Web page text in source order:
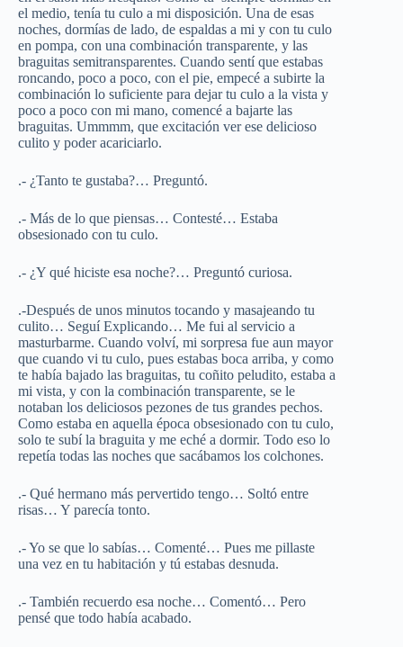
el medio, tenía tu culo a mi disposición. Una de esas
noches, dormías de lado, de espaldas a mi y con tu culo
en pompa, con una combinación transparente, y las
braguitas semitransparentes. Cuando sentí que estabas
roncando, poco a poco, con el pie, empecé a subirte la
combinación lo suficiente para dejar tu culo a la vista y
poco a poco con mi mano, comencé a bajarte las
braguitas. Ummmm, que excitación ver ese delicioso
culito y poder acariciarlo.
.- ¿Tanto te gustaba?… Preguntó.
.- Más de lo que piensas… Contesté… Estaba
obsesionado con tu culo.
.- ¿Y qué hiciste esa noche?… Preguntó curiosa.
.-Después de unos minutos tocando y masajeando tu
culito… Seguí Explicando… Me fui al servicio a
masturbarme. Cuando volví, mi sorpresa fue aun mayor
que cuando vi tu culo, pues estabas boca arriba, y como
te había bajado las braguitas, tu coñito peludito, estaba a
mi vista, y con la combinación transparente, se le
notaban los deliciosos pezones de tus grandes pechos.
Como estaba en aquella época obsesionado con tu culo,
solo te subí la braguita y me eché a dormir. Todo eso lo
repetía todas las noches que sacábamos los colchones.
.- Qué hermano más pervertido tengo… Soltó entre
risas… Y parecía tonto.
.- Yo se que lo sabías… Comenté… Pues me pillaste
una vez en tu habitación y tú estabas desnuda.
.- También recuerdo esa noche… Comentó… Pero
pensé que todo había acabado.